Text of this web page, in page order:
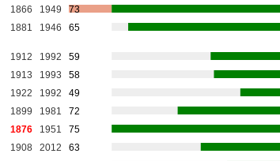
1866 1949
73
1881 1946 65
1912 1992
59
1913 1993
58
1922 1992
49
1899 1981
72
1876 1951
75
1908 2012
63